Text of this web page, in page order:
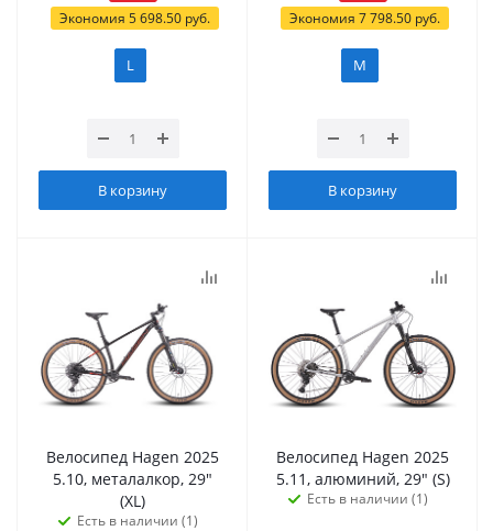
Экономия 5 698.50руб.
L
В корзину
Экономия 7 798.50руб.
M
В корзину
Велосипед Hagen 2025
5.10, металалкор, 29"
(XL)
Есть в наличии (1)
Велосипед Hagen 2025
5.11, алюминий, 29" (S)
Есть в наличии (1)